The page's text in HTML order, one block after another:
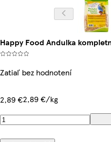
Happy Food Andulka
Zatiaľ bez hodnotení
2,89 €2,89 €/kg